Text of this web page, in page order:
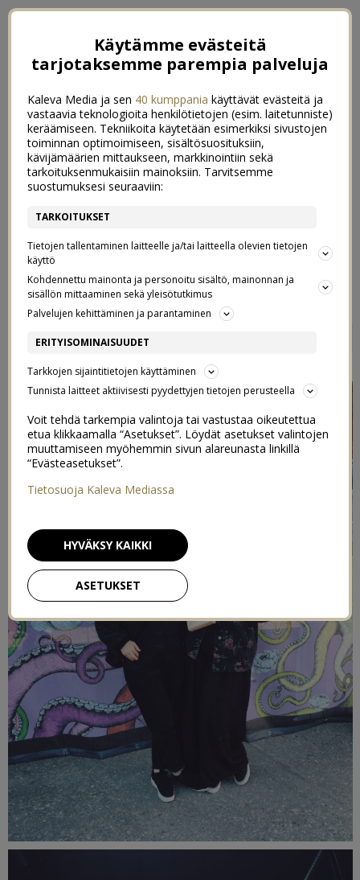
FESTARIKESÄ ALKOI
Käytämme evästeitä
tarjotaksemme parempia palveluja
Kaleva Media ja sen 40 kumppania käyttävät evästeitä ja
vastaavia teknologioita henkilötietojen (esim. laitetunniste)
keräämiseen. Tekniikoita käytetään esimerkiksi sivustojen
toiminnan optimoimiseen, sisältösuosituksiin,
kävijämäärien mittaukseen, markkinointiin sekä
tarkoituksenmukaisiin mainoksiin. Tarvitsemme
suostumuksesi seuraaviin:
TARKOITUKSET
Tietojen tallentaminen laitteelle ja/tai laitteella olevien tietojen
käyttö
Kohdennettu mainonta ja personoitu sisältö, mainonnan ja
sisällön mittaaminen sekä yleisötutkimus
Palvelujen kehittäminen ja parantaminen
ERITYISOMINAISUUDET
Tarkkojen sijaintitietojen käyttäminen
Tunnista laitteet aktiivisesti pyydettyjen tietojen perusteella
Voit tehdä tarkempia valintoja tai vastustaa oikeutettua
etua klikkaamalla “Asetukset”. Löydät asetukset valintojen
muuttamiseen myöhemmin sivun alareunasta linkillä
“Evästeasetukset”.
Tietosuoja Kaleva Mediassa
ASETUKSET
HYVÄKSY KAIKKI